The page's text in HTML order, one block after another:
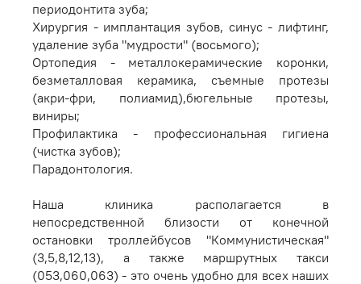
периодонтита зуба;
Хирургия - имплантация зубов, синус - лифтинг,
удаление зуба "мудрости" (восьмого);
Ортопедия - металлокерамические коронки,
безметалловая керамика, съемные протезы
(акри-фри, полиамид),бюгельные протезы,
виниры;
Профилактика - профессиональная гигиена
(чистка зубов);
Парадонтология.
Наша клиника располагается в
непосредственной близости от конечной
остановки троллейбусов "Коммунистическая"
(3,5,8,12,13), а также маршрутных такси
(053,060,063) - это очень удобно для всех наших